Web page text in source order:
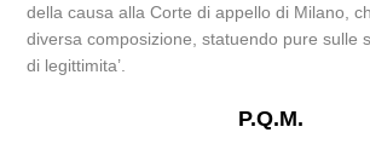
della causa alla Corte di appello di Milano,
diversa composizione, statuendo pure sulle
di legittimita’.
P.Q.M.